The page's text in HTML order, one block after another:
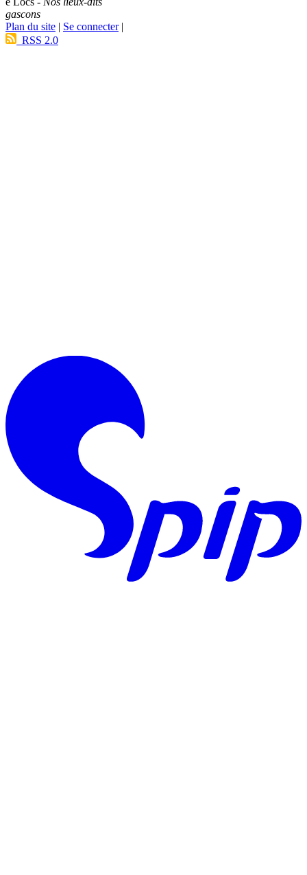
gascons
Plan du site | Se connecter|
RSS 2.0